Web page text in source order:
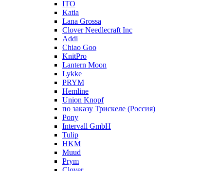
ITO
Katia
Lana Grossa
Clover Needlecraft Inc
Addi
Chiao Goo
KnitPro
Lantern Moon
Lykke
PRYM
Hemline
Union Knopf
по заказу Трискеле (Россия)
Pony
Intervall GmbH
Tulip
HKM
Muud
Prym